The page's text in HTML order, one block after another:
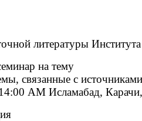
литературы
на тему
связанные с
AM Исламабад,